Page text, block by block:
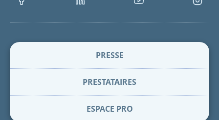
PRESSE
PRESTATAIRES
ESPACE PRO